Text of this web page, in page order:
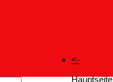
<-
Hauptseite